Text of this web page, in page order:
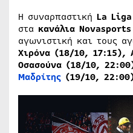
Η συναρπαστική La Liga
στα κανάλια Novasports
αγωνιστική και τους
Χιρόνα (18/10, 17:15),
Οσασούνα (18/10,
Μαδρίτης (19/10,